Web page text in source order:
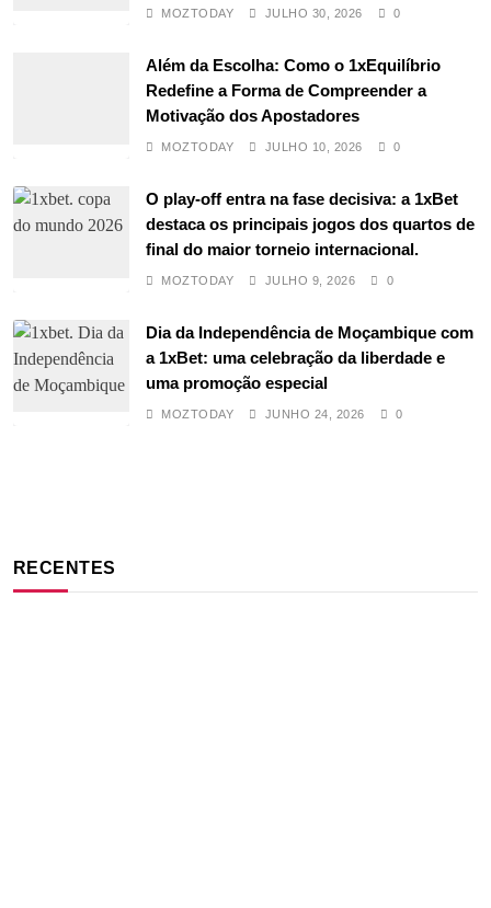
MOZTODAY JULHO 30, 2026 0
Além da Escolha: Como o 1xEquilíbrio
Redefine a Forma de Compreender a
Motivação dos Apostadores
MOZTODAY JULHO 10, 2026 0
O play-off entra na fase decisiva: a 1xBet
destaca os principais jogos dos quartos de
final do maior torneio internacional.
MOZTODAY JULHO 9, 2026 0
Dia da Independência de Moçambique com
a 1xBet: uma celebração da liberdade e
uma promoção especial
MOZTODAY JUNHO 24, 2026 0
RECENTES